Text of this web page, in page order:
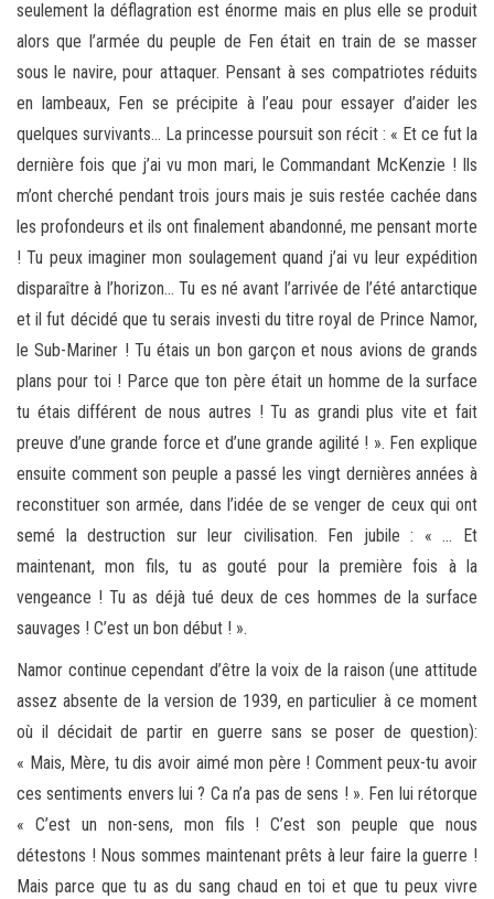
seulement la déflagration est énorme mais en plus elle se produit
alors que l’armée du peuple de Fen était en train de se masser
sous le navire, pour attaquer. Pensant à ses compatriotes réduits
en lambeaux, Fen se précipite à l’eau pour essayer d’aider les
quelques survivants… La princesse poursuit son récit : « Et ce fut la
dernière fois que j’ai vu mon mari, le Commandant McKenzie ! Ils
m’ont cherché pendant trois jours mais je suis restée cachée dans
les profondeurs et ils ont finalement abandonné, me pensant morte
! Tu peux imaginer mon soulagement quand j’ai vu leur expédition
disparaître à l’horizon… Tu es né avant l’arrivée de l’été antarctique
et il fut décidé que tu serais investi du titre royal de Prince Namor,
le Sub-Mariner ! Tu étais un bon garçon et nous avions de grands
plans pour toi ! Parce que ton père était un homme de la surface
tu étais différent de nous autres ! Tu as grandi plus vite et fait
preuve d’une grande force et d’une grande agilité ! ». Fen explique
ensuite comment son peuple a passé les vingt dernières années à
reconstituer son armée, dans l’idée de se venger de ceux qui ont
semé la destruction sur leur civilisation. Fen jubile : « … Et
maintenant, mon fils, tu as gouté pour la première fois à la
vengeance ! Tu as déjà tué deux de ces hommes de la surface
sauvages ! C’est un bon début ! ».
Namor continue cependant d’être la voix de la raison (une attitude
assez absente de la version de 1939, en particulier à ce moment
où il décidait de partir en guerre sans se poser de question):
« Mais, Mère, tu dis avoir aimé mon père ! Comment peux-tu avoir
ces sentiments envers lui ? Ca n’a pas de sens ! ». Fen lui rétorque
« C’est un non-sens, mon fils ! C’est son peuple que nous
détestons ! Nous sommes maintenant prêts à leur faire la guerre !
Mais parce que tu as du sang chaud en toi et que tu peux vivre